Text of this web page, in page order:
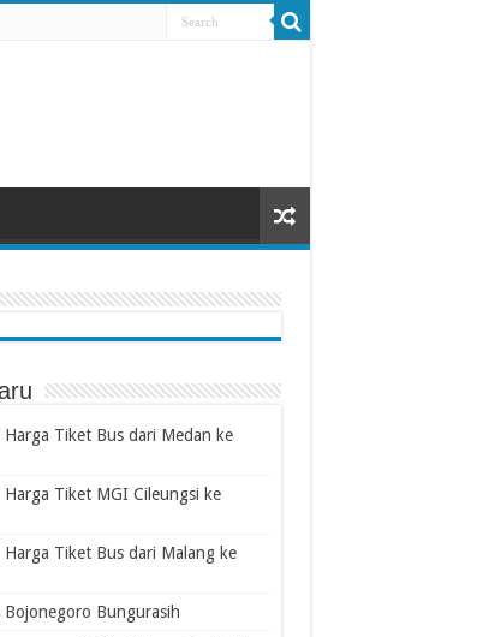
Harga Tiket Bus dari Medan ke
Harga Tiket MGI Cileungsi ke
Harga Tiket Bus dari Malang ke
Bojonegoro Bungurasih